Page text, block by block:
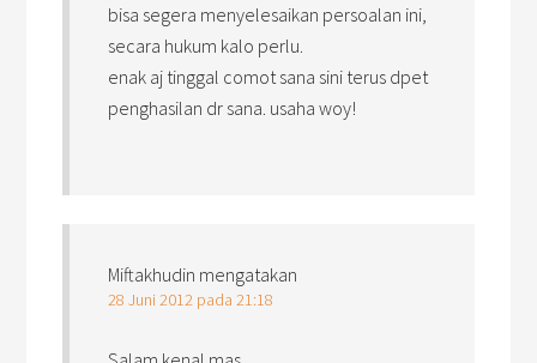
bisa segera menyelesaikan persoalan ini,
secara hukum kalo perlu.
enak aj tinggal comot sana sini terus dpet
penghasilan dr sana. usaha woy!
Miftakhudin mengatakan
28 Juni 2012 pada 21:18